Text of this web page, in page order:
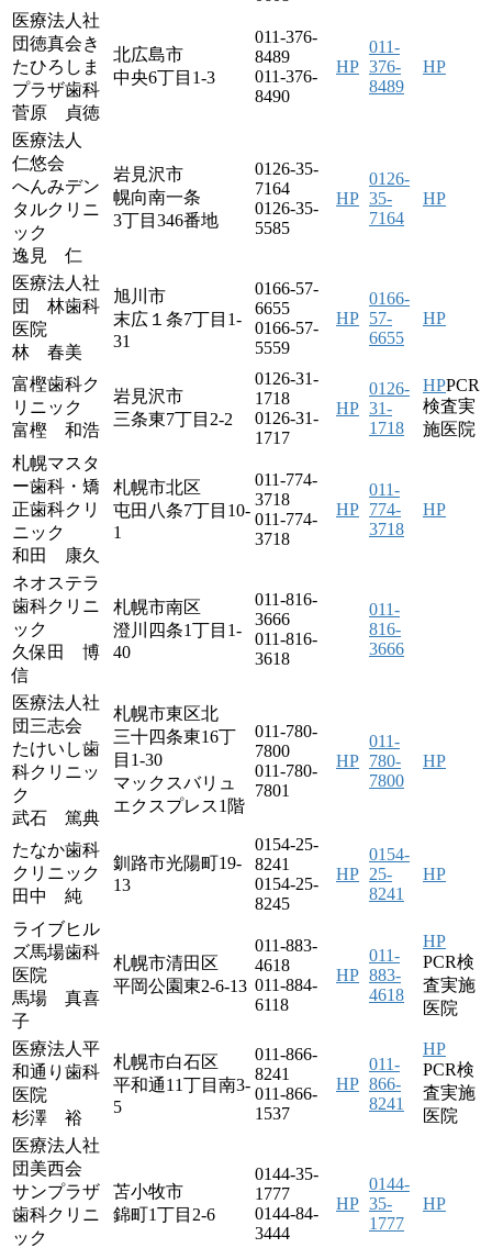
医療法人社
団徳真会き
たひろしま
プラザ歯科
菅原 貞徳
北広島市
中央6丁目1-3
011-376-
8489
011-376-
8490
HP
011-
376-
8489
HP
医療法人
仁悠会
へんみデン
タルクリニ
ック
逸見 仁
岩見沢市
幌向南一条
3丁目346番地
0126-35-
7164
0126-35-
5585
HP
0126-
35-
7164
HP
医療法人社
団 林歯科
医院
林 春美
旭川市
末広１条7丁目1-
31
0166-57-
6655
0166-57-
5559
HP
0166-
57-
6655
HP
富樫歯科ク
リニック
富樫 和浩
岩見沢市
三条東7丁目2-2
0126-31-
1718
0126-31-
1717
HP
0126-
31-
1718
HPPCR
検査実
施医院
札幌マスタ
ー歯科・矯
正歯科クリ
ニック
和田 康久
札幌市北区
屯田八条7丁目10-
1
011-774-
3718
011-774-
3718
HP
011-
774-
3718
HP
ネオステラ
歯科クリニ
ック
久保田 博
信
札幌市南区
澄川四条1丁目1-
40
011-816-
3666
011-816-
3618
011-
816-
3666
医療法人社
団三志会
たけいし歯
科クリニッ
ク
武石 篤典
札幌市東区北
三十四条東16丁
目1-30
マックスバリュ
エクスプレス1階
011-780-
7800
011-780-
7801
HP
011-
780-
7800
HP
たなか歯科
クリニック
田中 純
釧路市光陽町19-
13
0154-25-
8241
0154-25-
8245
HP
0154-
25-
8241
HP
ライブヒル
ズ馬場歯科
医院
馬場 真喜
子
札幌市清田区
平岡公園東2-6-13
011-883-
4618
011-884-
6118
HP
011-
883-
4618
HP
PCR検
査実施
医院
医療法人平
和通り歯科
医院
杉澤 裕
札幌市白石区
平和通11丁目南3-
5
011-866-
8241
011-866-
1537
HP
011-
866-
8241
HP
PCR検
査実施
医院
医療法人社
団美西会
サンプラザ
歯科クリニ
ック
苫小牧市
錦町1丁目2-6
0144-35-
1777
0144-84-
3444
HP
0144-
35-
1777
HP